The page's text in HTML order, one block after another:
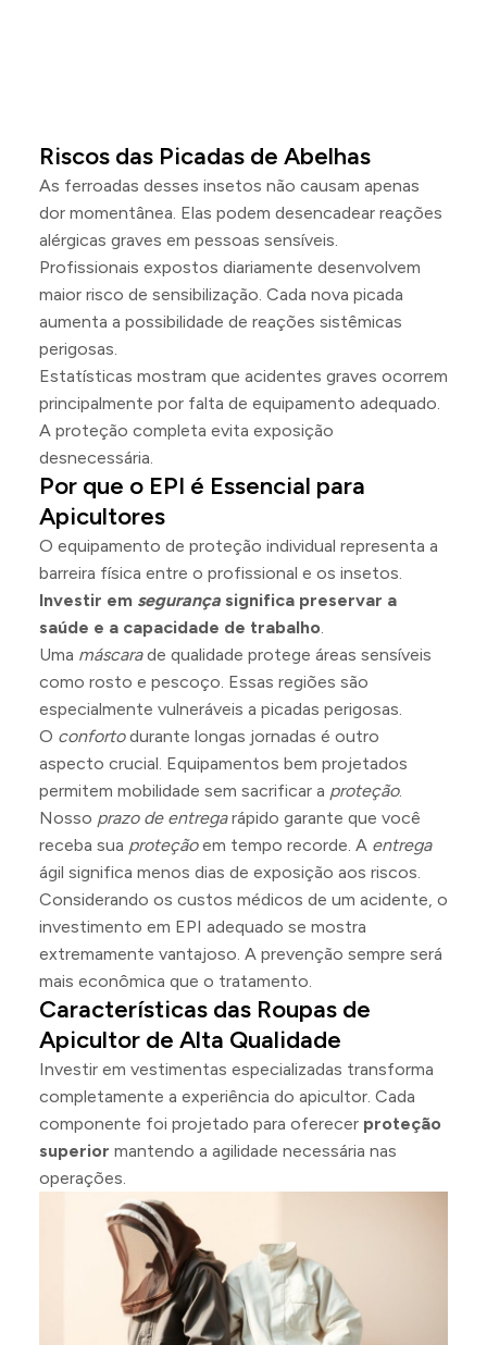
Riscos das Picadas de Abelhas
As ferroadas desses insetos não causam apenas
dor momentânea. Elas podem desencadear reações
alérgicas graves em pessoas sensíveis.
Profissionais expostos diariamente desenvolvem
maior risco de sensibilização. Cada nova picada
aumenta a possibilidade de reações sistêmicas
perigosas.
Estatísticas mostram que acidentes graves ocorrem
principalmente por falta de equipamento adequado.
A proteção completa evita exposição
desnecessária.
Por que o EPI é Essencial para
Apicultores
O equipamento de proteção individual representa a
barreira física entre o profissional e os insetos.
Investir em segurança significa preservar a
saúde e a capacidade de trabalho.
Uma máscarade qualidade protege áreas sensíveis
como rosto e pescoço. Essas regiões são
especialmente vulneráveis a picadas perigosas.
O confortodurante longas jornadas é outro
aspecto crucial. Equipamentos bem projetados
permitem mobilidade sem sacrificar a proteção.
Nosso prazo de entregarápido garante que você
receba sua proteçãoem tempo recorde. A entrega
ágil significa menos dias de exposição aos riscos.
Considerando os custos médicos de um acidente, o
investimento em EPI adequado se mostra
extremamente vantajoso. A prevenção sempre será
mais econômica que o tratamento.
Características das Roupas de
Apicultor de Alta Qualidade
Investir em vestimentas especializadas transforma
completamente a experiência do apicultor. Cada
componente foi projetado para oferecer proteção
superior mantendo a agilidade necessária nas
operações.